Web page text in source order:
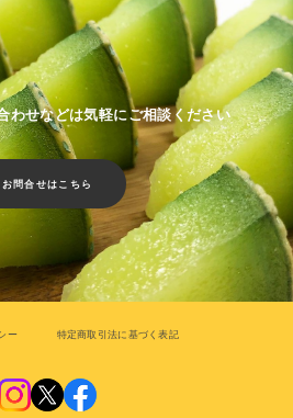
わせなどは気軽にご相談ください
お問合せはこちら
ー 特定商取引法に基づく表記